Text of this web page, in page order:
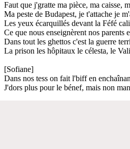
Faut que j'gratte ma pièce, ma caisse,
Ma peste de Budapest, je t'attache je
Les yeux écarquillés devant la Féfé
Ce que nous enseignèrent nos parents
Dans tout les ghettos c'est la guerre
La prison les hôpitaux le célesta, le
[Sofiane]
Dans nos tess on fait l'biff en
J'dors plus pour le bénef, mais non